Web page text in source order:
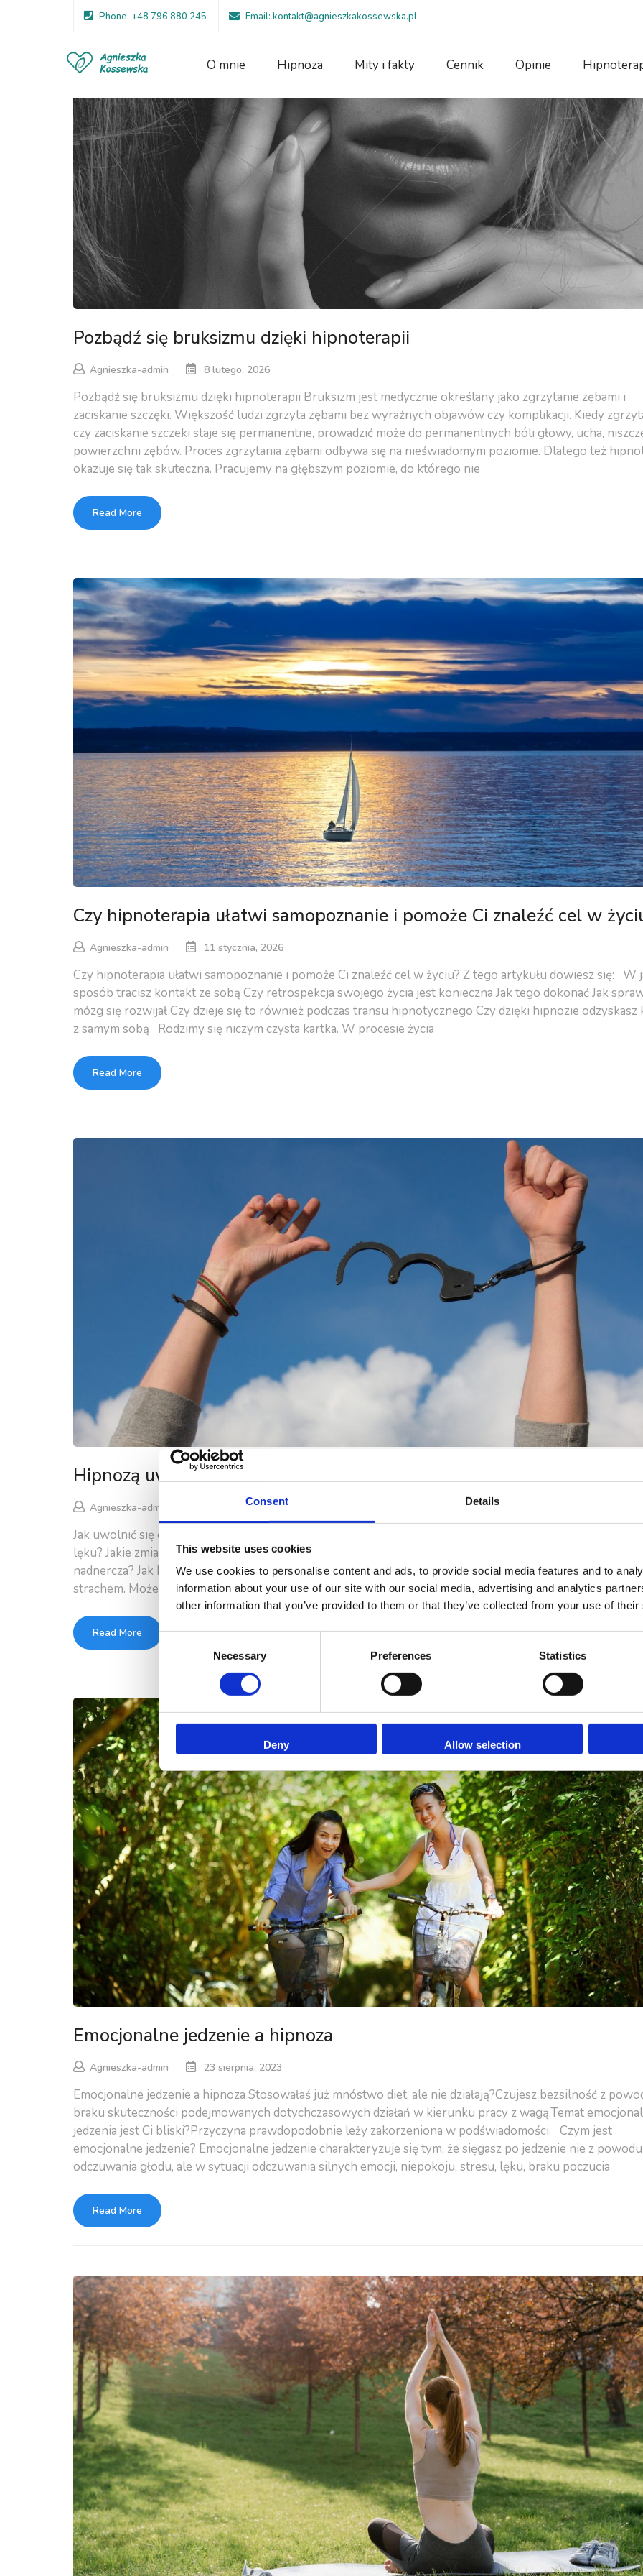
Consent Details
This website uses cookies
We use cookies to personalise content and ads, to provide social media features and to
information about your use of our site with our social media, advertising and analytics
other information that you’ve provided to them or that they’ve collected from your use of
Consent
Necessary Preferences Statistics
Deny Allow selection
Phone: +48 796 880 245 Email: kontakt@agnieszkakossewska.pl
O mnie Hipnoza Mity i fakty Cennik Opinie
Pozbądź się bruksizmu dzięki hipnoterapii
Agnieszka-admin 8 lutego, 2026
Pozbądź się bruksizmu dzięki hipnoterapii Bruksizm jest medycznie określany jako zgrzytanie zębami i
zaciskanie szczęki. Większość ludzi zgrzyta zębami bez wyraźnych objawów czy komplikacji. Kiedy
czy zaciskanie szczeki staje się permanentne, prowadzić może do permanentnych bóli głowy, ucha,
powierzchni zębów. Proces zgrzytania zębami odbywa się na nieświadomym poziomie. Dlatego też
okazuje się tak skuteczna. Pracujemy na głębszym poziomie, do którego nie
Read More
Czy hipnoterapia ułatwi samopoznanie i pomoże Ci znaleźć cel w
Agnieszka-admin 11 stycznia, 2026
Czy hipnoterapia ułatwi samopoznanie i pomoże Ci znaleźć cel w życiu? Z tego artykułu dowiesz się: W
sposób tracisz kontakt ze sobą Czy retrospekcja swojego życia jest konieczna Jak tego dokonać Jak
mózg się rozwijał Czy dzieje się to również podczas transu hipnotycznego Czy dzięki hipnozie
z samym sobą Rodzimy się niczym czysta kartka. W procesie życia
Read More
Hipnozą uwolnisz się od lęku
Agnieszka-admin 22 grudnia, 2025
Jak uwolnić się od lęku dzięki hipnozie Z tego artykułu dowiesz się: Jak odróżnić lęk od strachu? Jakie
lęku? Jakie zmiany wprowadzić, by zmniejszyć poziom odczuwanego lęku? Jak zregenerować
nadnercza? Jak hipnoterapia może Ci pomóc zacząć żyć w wolności od lęku? Lęk bardzo często mylony
strachem. Możesz teraz zacząć zadawać sobie pytanie: jak odróżnić lęk od strachu?
Read More
Emocjonalne jedzenie a hipnoza
Agnieszka-admin 23 sierpnia, 2023
Emocjonalne jedzenie a hipnoza Stosowałaś już mnóstwo diet, ale nie działają?Czujesz bezsilność z
braku skuteczności podejmowanych dotychczasowych działań w kierunku pracy z wagą.Temat
jedzenia jest Ci bliski?Przyczyna prawdopodobnie leży zakorzeniona w podświadomości. Czym jest
emocjonalne jedzenie? Emocjonalne jedzenie charakteryzuje się tym, że sięgasz po jedzenie nie z powodu
odczuwania głodu, ale w sytuacji odczuwania silnych emocji, niepokoju, stresu, lęku, braku poczucia
Read More